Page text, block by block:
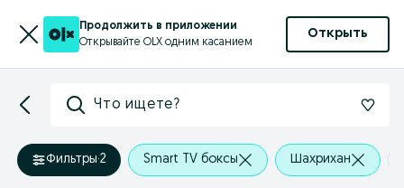
Продолжить в приложении
Открывайте OLX одним касанием
Открыть
Что ищете?
Фильтры·2 Smart TV боксы Шахрихан